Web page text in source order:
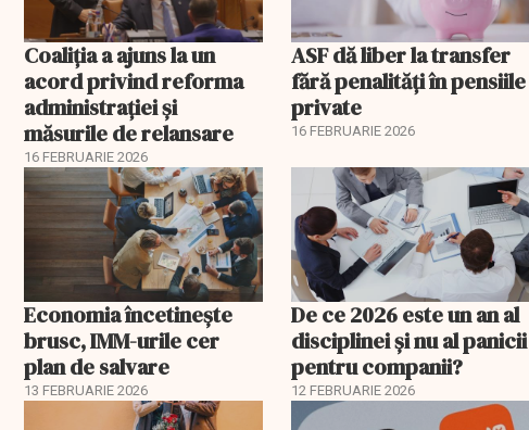
Coaliția a ajuns la un
acord privind reforma
administrației și
măsurile de relansare
16 FEBRUARIE 2026
ASF dă liber la transfer
fără penalități în pensiile
private
16 FEBRUARIE 2026
Economia încetinește
brusc, IMM-urile cer
plan de salvare
13 FEBRUARIE 2026
De ce 2026 este un an al
disciplinei și nu al panicii
pentru companii?
12 FEBRUARIE 2026